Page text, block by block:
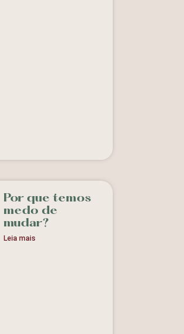
Por que temos
medo de
mudar?
Leia mais